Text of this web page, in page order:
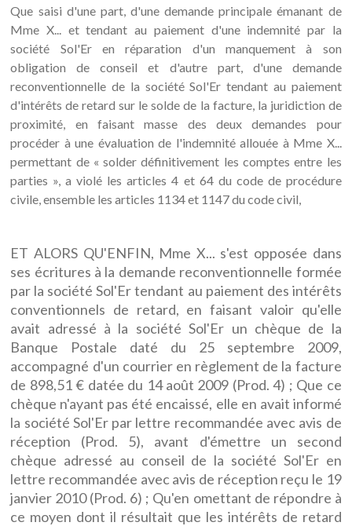
Que saisi d'une part, d'une demande principale émanant de
Mme X... et tendant au paiement d'une indemnité par la
société Sol'Er en réparation d'un manquement à son
obligation de conseil et d'autre part, d'une demande
reconventionnelle de la société Sol'Er tendant au paiement
d'intérêts de retard sur le solde de la facture, la juridiction de
proximité, en faisant masse des deux demandes pour
procéder à une évaluation de l'indemnité allouée à Mme X...
permettant de « solder définitivement les comptes entre les
parties », a violé les articles 4 et 64 du code de procédure
civile, ensemble les articles 1134 et 1147 du code civil,
ET ALORS QU'ENFIN, Mme X... s'est opposée dans
ses écritures à la demande reconventionnelle formée
par la société Sol'Er tendant au paiement des intérêts
conventionnels de retard, en faisant valoir qu'elle
avait adressé à la société Sol'Er un chèque de la
Banque Postale daté du 25 septembre 2009,
accompagné d'un courrier en règlement de la facture
de 898,51 € datée du 14 août 2009 (Prod. 4) ; Que ce
chèque n'ayant pas été encaissé, elle en avait informé
la société Sol'Er par lettre recommandée avec avis de
réception (Prod. 5), avant d'émettre un second
chèque adressé au conseil de la société Sol'Er en
lettre recommandée avec avis de réception reçu le 19
janvier 2010 (Prod. 6) ; Qu'en omettant de répondre à
ce moyen dont il résultait que les intérêts de retard